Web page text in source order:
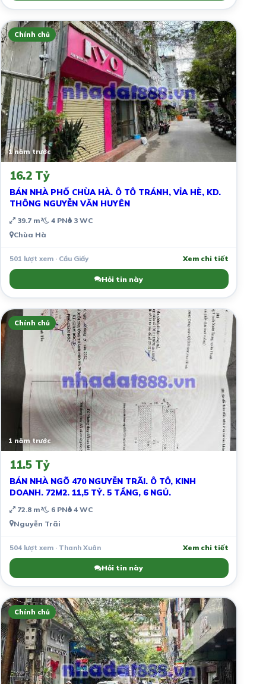
Chính chủ
1 năm trước
16.2 Tỷ
BÁN NHÀ PHỐ CHÙA HÀ. Ô TÔ TRÁNH, VỈA HÈ, KD.
THÔNG NGUYỄN VĂN HUYÊN
39.7 m² 4 PN 3 WC
Chùa Hà
501 lượt xem · Cầu Giấy Xem chi tiết
Hỏi tin này
Chính chủ
1 năm trước
11.5 Tỷ
BÁN NHÀ NGÕ 470 NGUYỄN TRÃI. Ô TÔ, KINH
DOANH. 72M2. 11,5 TỶ. 5 TẦNG, 6 NGỦ.
72.8 m² 6 PN 4 WC
Nguyễn Trãi
504 lượt xem · Thanh Xuân Xem chi tiết
Hỏi tin này
Chính chủ